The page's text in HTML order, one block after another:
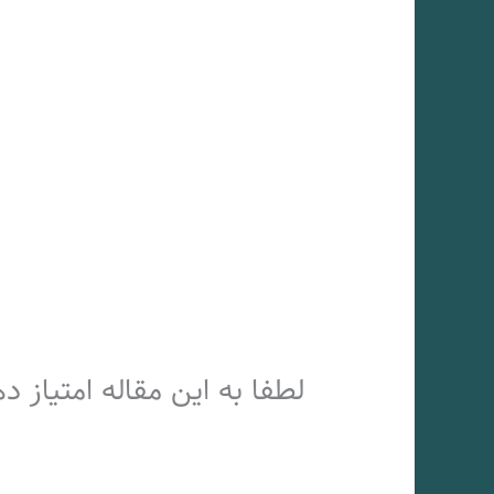
لطفا به این مقاله امتیاز